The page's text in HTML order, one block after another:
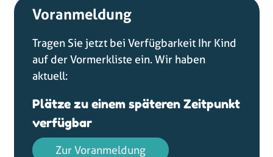
Voranmeldung
Tragen Sie jetzt bei Verfügbarkeit Ihr Kind
auf der Vormerkliste ein. Wir haben
aktuell:
Plätze zu einem späteren Zeitpunkt
verfügbar
Zur Voranmeldung